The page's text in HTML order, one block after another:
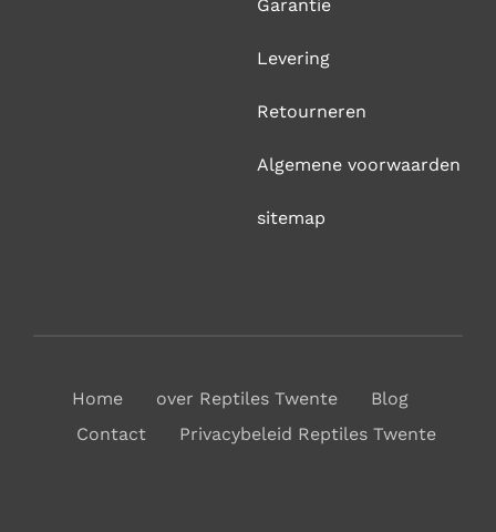
Garantie
Levering
Retourneren
Algemene voorwaarden
sitemap
Home over Reptiles Twente
Blog
Contact
Privacybeleid Reptiles Twente